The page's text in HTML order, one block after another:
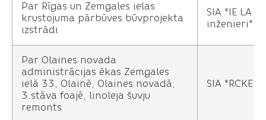
Par Rīgas un Zemgales ielas
krustojuma pārbūves būvprojekta
izstrādi
SIA "IE.LA
inženieri"
Par Olaines novada
administrācijas ēkas Zemgales
ielā 33, Olainē, Olaines novadā,
3.stāva foajē, linoleja šuvju
remonts
SIA "RCKE"